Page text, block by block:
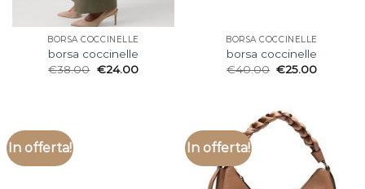
BORSA COCCINELLE
borsa coccinelle
€38.00 €24.00
BORSA COCCINELLE
borsa coccinelle
€40.00 €25.00
In offerta! In offerta!